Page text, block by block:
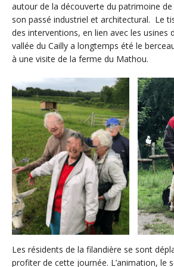
autour de la découverte du patrimoine de
son passé industriel et architectural. Le
des interventions, en lien avec les usines
vallée du Cailly a longtemps été le
à une visite de la ferme du Mathou.
Les résidents de la filandière se sont
profiter de cette journée. L’animation, le